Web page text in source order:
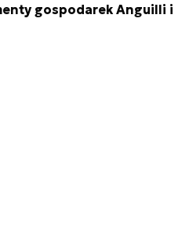
gospodarek Anguilli i